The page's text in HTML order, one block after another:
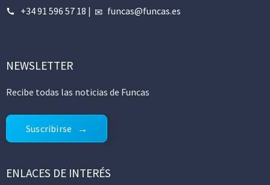
+34 91 596 57 18 | funcas@funcas.es
NEWSLETTER
Recibe todas las noticias de Funcas
Suscribirse
ENLACES DE INTERÉS